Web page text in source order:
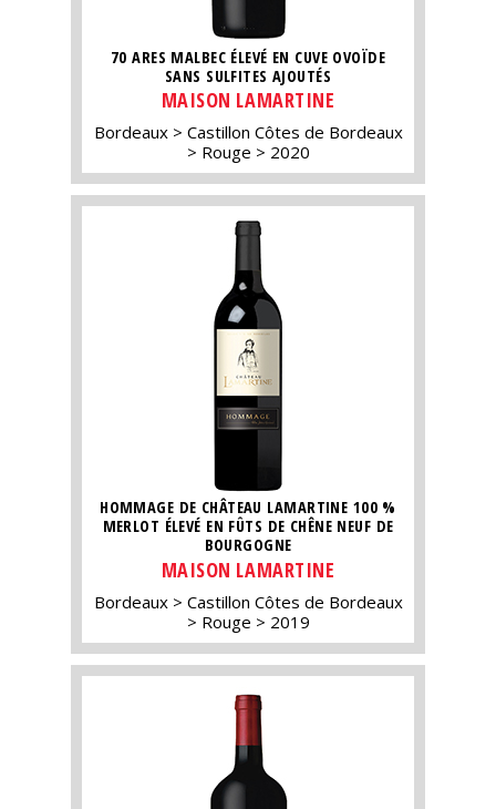
70 ARES MALBEC ÉLEVÉ EN CUVE OVOÏDE
SANS SULFITES AJOUTÉS
MAISON LAMARTINE
Bordeaux
Castillon Côtes de Bordeaux
Rouge
2020
HOMMAGE DE CHÂTEAU LAMARTINE 100 %
MERLOT ÉLEVÉ EN FÛTS DE CHÊNE NEUF DE
BOURGOGNE
MAISON LAMARTINE
Bordeaux
Castillon Côtes de Bordeaux
Rouge
2019